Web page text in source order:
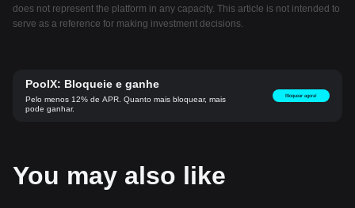
does not represent the platform in any capacity. This article is not intended to
serve as a reference for making investment decisions.
PoolX: Bloqueie e ganhe
Pelo menos 12% de APR. Quanto mais bloquear, mais
pode ganhar.
Bloquear agora!
You may also like